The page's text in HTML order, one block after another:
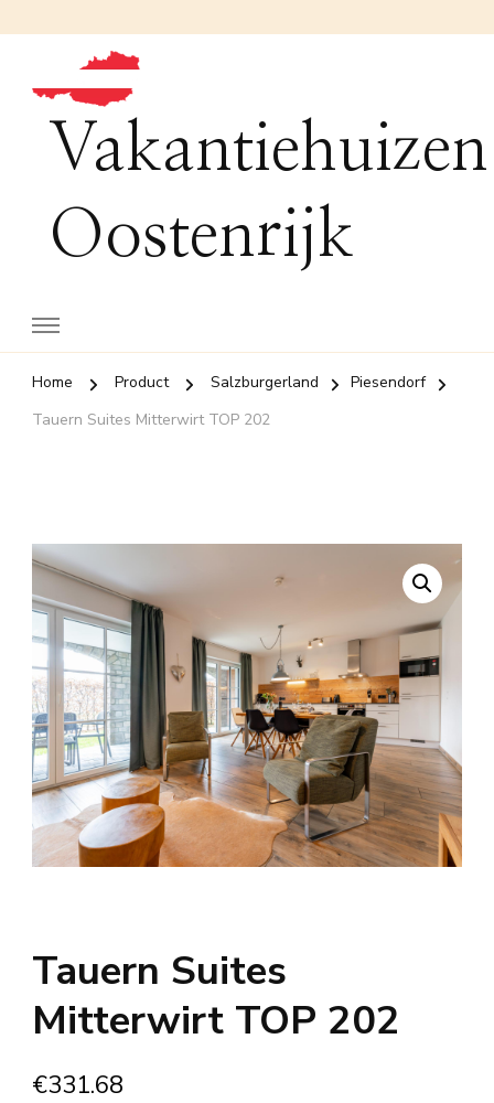
Vakantiehuizen
Oostenrijk
Home Product Salzburgerland
Piesendorf
Tauern Suites Mitterwirt TOP 202
Tauern Suites
Mitterwirt TOP 202
€331.68